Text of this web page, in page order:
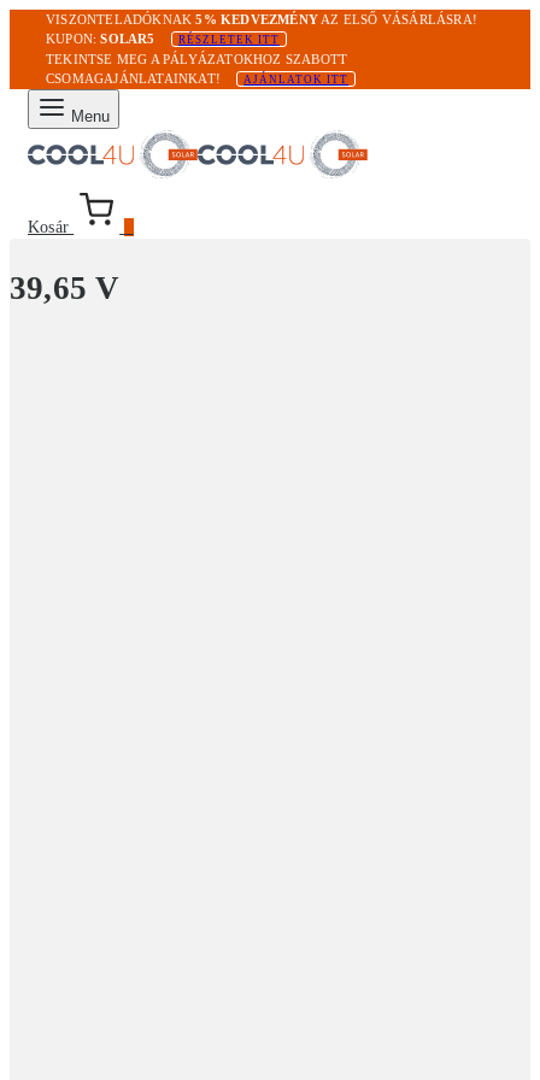
VISZONTELADÓKNAK5% KEDVEZMÉNY AZ ELSŐ VÁSÁRLÁSRA!
KUPON:SOLAR5 RÉSZLETEK ITT
TEKINTSE MEG A PÁLYÁZATOKHOZ SZABOTT
CSOMAGAJÁNLATAINKAT!
AJÁNLATOK ITT
Menu
Kosár
39,65 V